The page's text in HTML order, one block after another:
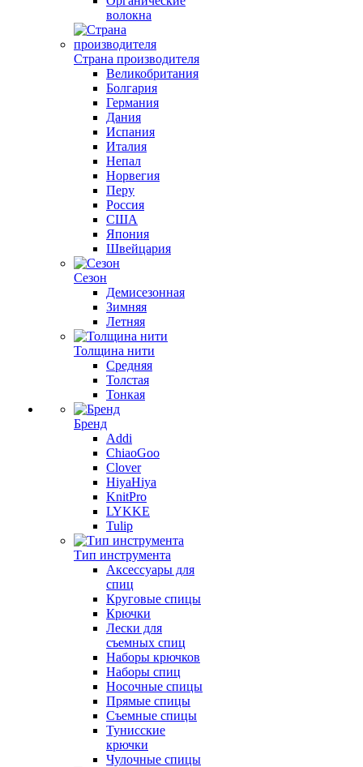
волокна
Страна производителя
Великобритания
Болгария
Германия
Дания
Испания
Италия
Непал
Норвегия
Перу
Россия
США
Япония
Швейцария
Сезон
Демисезонная
Зимняя
Летняя
Толщина нити
Средняя
Толстая
Тонкая
Бренд
Addi
ChiaoGoo
Clover
HiyaHiya
KnitPro
LYKKE
Tulip
Тип инструмента
Аксессуары для
спиц
Круговые спицы
Крючки
Лески для
съемных спиц
Наборы крючков
Наборы спиц
Носочные спицы
Прямые спицы
Съемные спицы
Тунисские
крючки
Чулочные спицы